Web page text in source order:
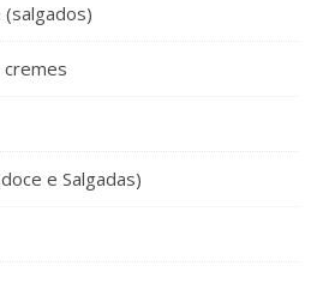
cremes
e Salgadas)